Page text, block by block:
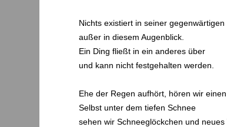
Nichts existiert in seiner
außer in diesem Augenblick.
Ein Ding fließt in ein anderes über
und kann nicht festgehalten werden.
Ehe der Regen aufhört, hören wir einen
Selbst unter dem tiefen Schnee
sehen wir Schneeglöckchen und neues